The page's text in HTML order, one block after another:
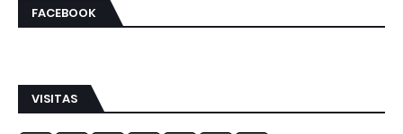
FACEBOOK
VISITAS